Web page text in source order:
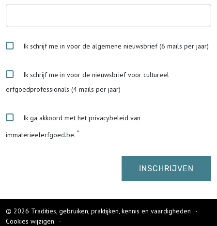
Ik schrijf me in voor de algemene nieuwsbrief (6 mails per jaar)
Ik schrijf me in voor de nieuwsbrief voor cultureel
erfgoedprofessionals (4 mails per jaar)
Ik ga akkoord met het privacybeleid van
immaterieelerfgoed.be.
© 2026 Tradities, gebruiken, praktijken, kennis en vaardigheden
-
Cookies wijzigen
-